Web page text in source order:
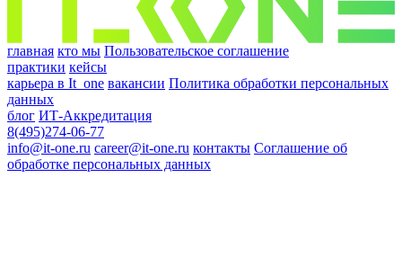
главная кто мы Пользовательское соглашение
практики кейсы
карьера в It_one вакансии Политика обработки персональных
данных
блог ИТ-Аккредитация
8(495)274-06-77
info@it-one.ru career@it-one.ru контакты Соглашение об
обработке персональных данных